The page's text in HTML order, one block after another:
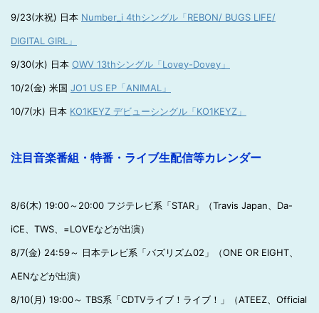
9/23(水祝) 日本 Number_i 4thシングル「REBON/ BUGS LIFE/
DIGITAL GIRL」
9/30(水) 日本 OWV 13thシングル「Lovey-Dovey」
10/2(金) 米国 JO1 US EP「ANIMAL」
10/7(水) 日本 KO1KEYZ デビューシングル「KO1KEYZ」
注目音楽番組・特番・ライブ生配信等カレンダー
8/6(木) 19:00～20:00 フジテレビ系「STAR」（Travis Japan、Da-
iCE、TWS、=LOVEなどが出演）
8/7(金) 24:59～ 日本テレビ系「バズリズム02」（ONE OR EIGHT、
AENなどが出演）
8/10(月) 19:00～ TBS系「CDTVライブ！ライブ！」（ATEEZ、Official